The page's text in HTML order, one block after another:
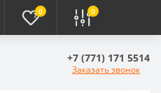
0 0
+7 (771) 171 5514
Заказать звонок